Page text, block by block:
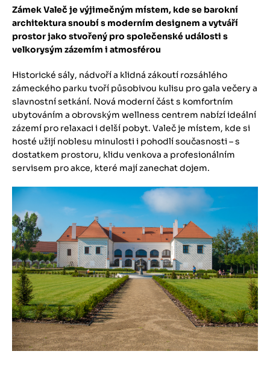
Zámek Valeč je výjimečným místem, kde se barokní
architektura snoubí s moderním designem a vytváří
prostor jako stvořený pro společenské události s
velkorysým zázemím i atmosférou
​Historické sály, nádvoří a klidná zákoutí rozsáhlého
zámeckého parku tvoří působivou kulisu pro gala večery a
slavnostní setkání. Nová moderní část s komfortním
ubytováním a obrovským wellness centrem nabízí ideální
zázemí pro relaxaci i delší pobyt. Valeč je místem, kde si
hosté užijí noblesu minulosti i pohodlí současnosti – s
dostatkem prostoru, klidu venkova a profesionálním
servisem pro akce, které mají zanechat dojem.